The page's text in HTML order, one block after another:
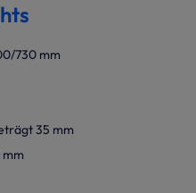
730 mm
35 mm